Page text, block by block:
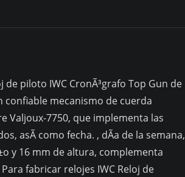
de piloto IWC CronÃ³grafo Top Gun de
confiable mecanismo de cuerda
Valjoux-7750, que implementa las
asÃ­ como fecha. , dÃ­a de la semana,
y 16 mm de altura, complementa
fabricar relojes IWC Reloj de